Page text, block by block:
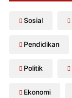
Sosial
Pendidikan
Politik
Ekonomi